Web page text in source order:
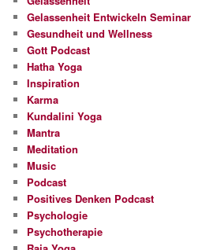
Gelassenheit Entwickeln Seminar
Gesundheit und Wellness
Gott Podcast
Hatha Yoga
Inspiration
Karma
Kundalini Yoga
Mantra
Meditation
Music
Podcast
Positives Denken Podcast
Psychologie
Psychotherapie